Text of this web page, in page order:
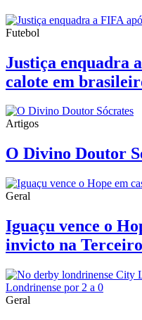
Futebol
Justiça enquadra
calote em
Artigos
O Divino Doutor
Geral
Iguaçu vence o
invicto na
Geral